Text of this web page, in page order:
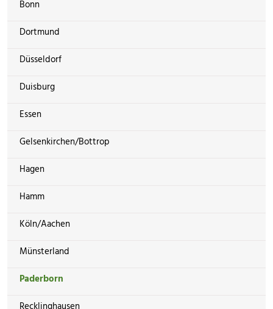
Bonn
Dortmund
Düsseldorf
Duisburg
Essen
Gelsenkirchen/Bottrop
Hagen
Hamm
Köln/Aachen
Münsterland
Paderborn